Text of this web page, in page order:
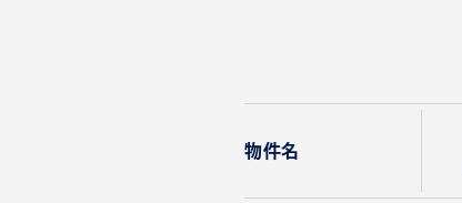
物件名